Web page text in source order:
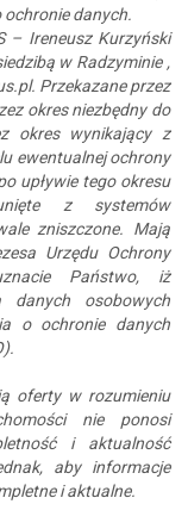
danych.
– Ireneusz Kurzyński
w Radzyminie ,
Przekazane przez
okres niezbędny do
okres wynikający z
ewentualnej ochrony
upływie tego okresu
z systemów
zniszczone. Mają
Urzędu Ochrony
Państwo, iż
danych osobowych
o ochronie danych
oferty w rozumieniu
nie ponosi
i aktualność
aby informacje
i aktualne.